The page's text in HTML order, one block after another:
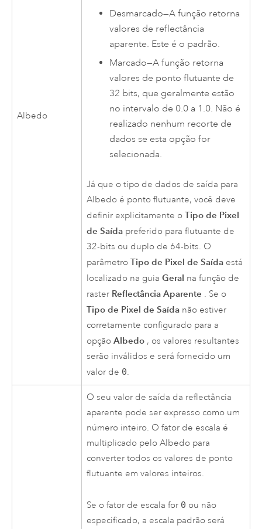
Albedo
Desmarcado—A função retorna
valores de reflectância
aparente. Este é o padrão.
Marcado—A função retorna
valores de ponto flutuante de
32 bits, que geralmente estão
no intervalo de 0.0 a 1.0. Não é
realizado nenhum recorte de
dados se esta opção for
selecionada.
Já que o tipo de dados de saída para
Albedo é ponto flutuante, você deve
definir explicitamente oTipo de Pixel
de Saída preferido para flutuante de
32-bits ou duplo de 64-bits. O
parâmetroTipo de Pixel de Saída está
localizado na guiaGeral na função de
raster Reflectância Aparente . Se o
Tipo de Pixel de Saída não estiver
corretamente configurado para a
opçãoAlbedo , os valores resultantes
serão inválidos e será fornecido um
valor de 0.
O seu valor de saída da reflectância
aparente pode ser expresso como um
número inteiro. O fator de escala é
multiplicado pelo Albedo para
converter todos os valores de ponto
flutuante em valores inteiros.
Se o fator de escala for 0 ou não
especificado, a escala padrão será